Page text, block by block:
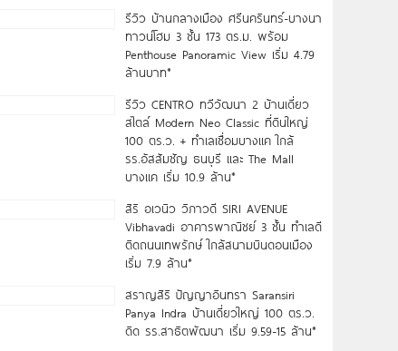
รีวิว บ้านกลางเมือง ศรีนครินทร์-บางนา
ทาวน์โฮม 3 ชั้น 173 ตร.ม. พร้อม
Penthouse Panoramic View เริ่ม 4.79
ล้านบาท*
รีวิว CENTRO ทวีวัฒนา 2 บ้านเดี่ยว
สไตล์ Modern Neo Classic ที่ดินใหญ่
100 ตร.ว. + ทำเลเชื่อมบางแค ใกล้
รร.อัสสัมชัญ ธนบุรี และ The Mall
บางแค เริ่ม 10.9 ล้าน*
สิริ อเวนิว วิภาวดี SIRI AVENUE
Vibhavadi อาคารพาณิชย์ 3 ชั้น ทำเลดี
ติดถนนเทพรักษ์ ใกล้สนามบินดอนเมือง
เริ่ม 7.9 ล้าน*
สราญสิริ ปัญญาอินทรา Saransiri
Panya Indra บ้านเดี่ยวใหญ่ 100 ตร.ว.
ดิด รร.สาธิตพัฒนา เริ่ม 9.59-15 ล้าน*